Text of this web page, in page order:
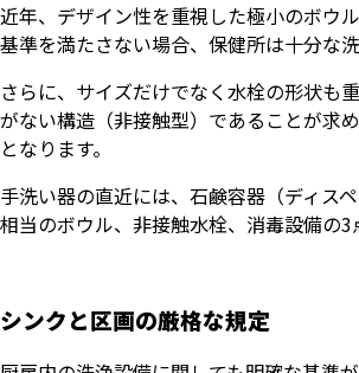
近年、デザイン性を重視した極小のボウ
基準を満たさない場合、保健所は十分な
さらに、サイズだけでなく水栓の形状も
がない構造（非接触型）であることが求
となります。
手洗い器の直近には、石鹸容器（ディス
相当のボウル、非接触水栓、消毒設備の
シンクと区画の厳格な規定